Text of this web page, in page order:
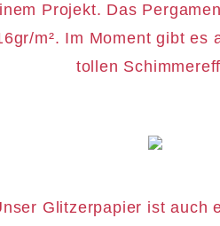
Projekt. Das
m². Im Moment gibt es
tollen
Glitzerpapier ist auch